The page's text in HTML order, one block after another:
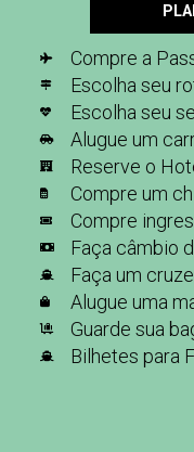
Compre a
Escolha seu
Escolha seu
Alugue um
Reserve o
Compre um
Compre
Faça câmbio
Faça um
Alugue uma
Guarde sua
Bilhetes para